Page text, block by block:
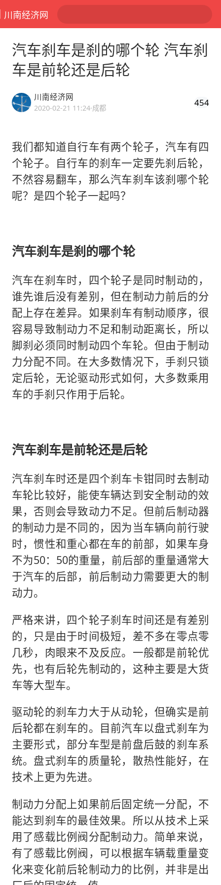
川南经济网
汽车刹车是刹的哪个轮 汽车刹
车是前轮还是后轮
川南经济网
2020-02-21 11:24·成都 454
我们都知道自行车有两个轮子，汽车有四
个轮子。自行车的刹车一定要先刹后轮，
不然容易翻车，那么汽车刹车该刹哪个轮
呢？是四个轮子一起吗？
汽车刹车是刹的哪个轮
汽车在刹车时，四个轮子是同时制动的，
谁先谁后没有差别，但在制动力前后的分
配上存在差异。如果刹车有制动顺序，很
容易导致制动力不足和制动距离长，所以
脚刹必须同时制动四个车轮。但由于制动
力分配不同。在大多数情况下，手刹只锁
定后轮，无论驱动形式如何，大多数乘用
车的手刹只作用于后轮。
汽车刹车是前轮还是后轮
汽车刹车时还是四个刹车卡钳同时去制动
车轮比较好，能使车辆达到安全制动的效
果，否则会导致动力不足。但前后制动器
的制动力是不同的，因为当车辆向前行驶
时，惯性和重心都在车的前部，如果车身
不为50：50的重量，前后部的重量通常大
于汽车的后部，前后制动力需要更大的制
动力。
严格来讲，四个轮子刹车时间还是有差别
的，只是由于时间极短，差不多在零点零
几秒，肉眼来不及反应。一般都是前轮优
先，也有后轮先制动的，这种主要是大货
车等大型车。
驱动轮的刹车力大于从动轮，但确实是前
后轮都在刹车的。目前汽车以盘式刹车为
主要形式，部分车型是前盘后鼓的刹车系
统。盘式刹车的质量轮，散热性能好，在
技术上更为先进。
制动力分配上如果前后固定统一分配，不
能达到刹车的最佳效果。所以从技术上采
用了感载比例阀分配制动力。简单来说，
有了感载比例阀，可以根据车辆载重量变
化来变化前后轮制动力的比例，并非是出